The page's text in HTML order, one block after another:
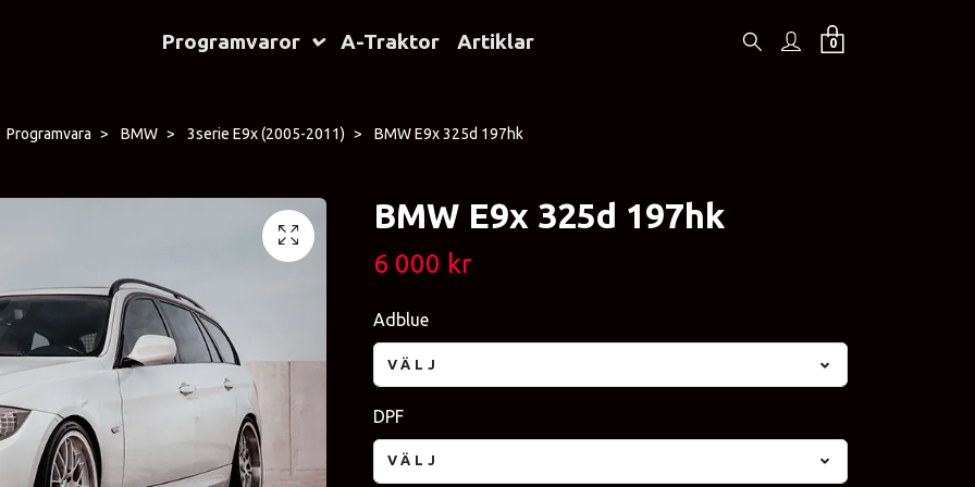
Programvaror A-Traktor Artiklar 0
Programvara BMW 3serie E9x (2005-2011) BMW E9x 325d 197hk
BMW E9x 325d 197hk
6 000 kr
Adblue
VÄLJ
DPF
VÄLJ